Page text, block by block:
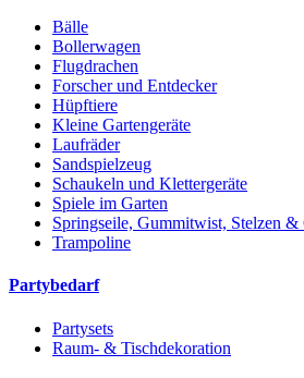
Bälle
Bollerwagen
Flugdrachen
Forscher und Entdecker
Hüpftiere
Kleine Gartengeräte
Laufräder
Sandspielzeug
Schaukeln und Klettergeräte
Spiele im Garten
Springseile, Gummitwist, Stelzen &
Trampoline
Partybedarf
Partysets
Raum- & Tischdekoration